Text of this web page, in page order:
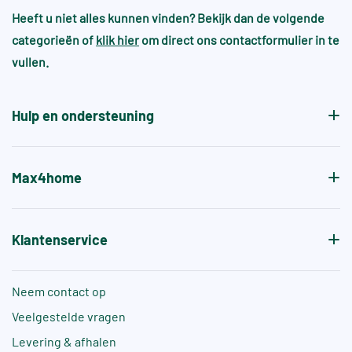
wel en heeft dit juist de sfeer en gewenste
patroon.
omgevingen
Voor zwembaden en wellnessruimtes gelden vaak
aanvullende normen, zoals +A of +B, die specifiek
Heeft u niet alles kunnen vinden? Bekijk dan de volgende
categorieën of klik hier om direct ons contactformulier in te
vullen.
Hulp en ondersteuning
Max4home
Klantenservice
Neem contact op
Veelgestelde vragen
Levering & afhalen